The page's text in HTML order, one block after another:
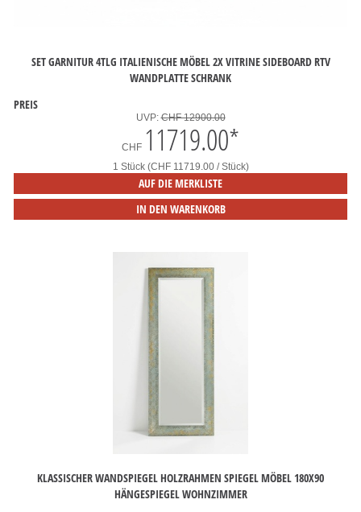
SET GARNITUR 4TLG ITALIENISCHE MÖBEL 2X VITRINE SIDEBOARD RTV
WANDPLATTE SCHRANK
PREIS
UVP:CHF 12900.00
CHF 11719.00*
1 Stück (CHF 11719.00 / Stück)
AUF DIE MERKLISTE
IN DEN WARENKORB
KLASSISCHER WANDSPIEGEL HOLZRAHMEN SPIEGEL MÖBEL 180X90
HÄNGESPIEGEL WOHNZIMMER